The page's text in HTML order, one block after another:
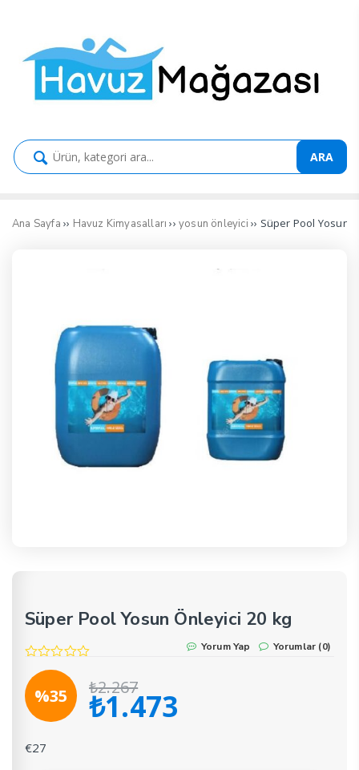
ARA
Ana Sayfa ›› Havuz Kimyasalları ››yosun önleyici ›› Süper Pool Yosun
Süper Pool Yosun Önleyici 20 kg
Yorum Yap Yorumlar (0)
₺2.267
Orijinal
fiyat:
₺1.473
%35
€27